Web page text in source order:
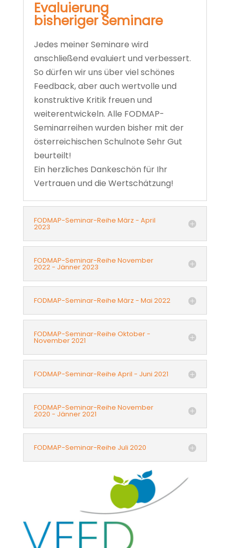
Evaluierung
bisheriger Seminare
Jedes meiner Seminare wird
anschließend evaluiert und verbessert.
So dürfen wir uns über viel schönes
Feedback, aber auch wertvolle und
konstruktive Kritik freuen und
weiterentwickeln. Alle FODMAP-
Seminarreihen wurden bisher mit der
österreichischen Schulnote Sehr Gut
beurteilt!
Ein herzliches Dankeschön für Ihr
Vertrauen und die Wertschätzung!
FODMAP-Seminar-Reihe März - April
2023
FODMAP-Seminar-Reihe November
2022 - Jänner 2023
FODMAP-Seminar-Reihe März - Mai 2022
FODMAP-Seminar-Reihe Oktober -
November 2021
FODMAP-Seminar-Reihe April - Juni 2021
FODMAP-Seminar-Reihe November
2020 - Jänner 2021
FODMAP-Seminar-Reihe Juli 2020